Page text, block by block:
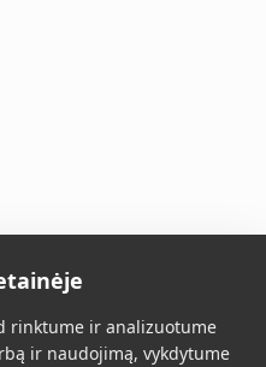
rinktume ir analizuotume
ir naudojimą, vykdytume